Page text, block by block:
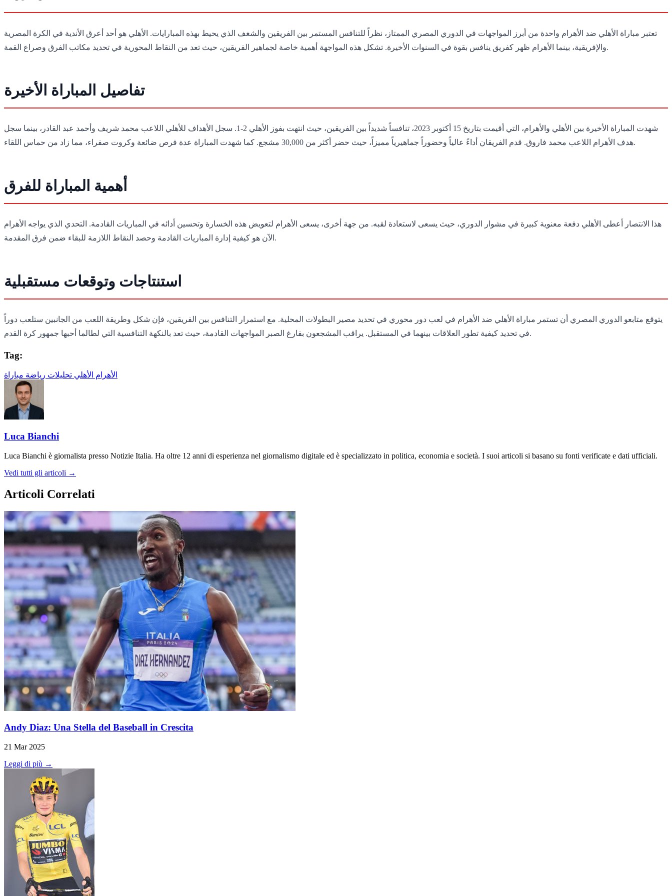
تعتبر مباراة الأهلي ضد الأهرام واحدة من أبرز المواجهات في الدوري المصري الممتاز، نظراً للتنافس المستمر بين الفريقين والشغف الذي يحيط بهذه المبارايات. الأهلي هو أحد أعرق الأندية في الكرة المصرية
والإفريقية، بينما الأهرام ظهر كفريق ينافس بقوة في السنوات الأخيرة. تشكل هذه المواجهة أهمية خاصة لجماهير الفريقين، حيث تعد من النقاط المحورية في تحديد مكاتب الفرق وصراع القمة.
تفاصيل المباراة الأخيرة
شهدت المباراة الأخيرة بين الأهلي والأهرام، التي أقيمت بتاريخ 15 أكتوبر 2023، تنافساً شديداً بين الفريقين، حيث انتهت بفوز الأهلي 2-1. سجل الأهداف للأهلي اللاعب محمد شريف وأحمد عبد القادر، بينما سجل
هدف الأهرام اللاعب محمد فاروق. قدم الفريقان أداءً عالياً وحضوراً جماهيرياً مميزاً، حيث حضر أكثر من 30,000 مشجع. كما شهدت المباراة عدة فرص ضائعة وكروت صفراء، مما زاد من حماس اللقاء.
أهمية المباراة للفرق
هذا الانتصار أعطى الأهلي دفعة معنوية كبيرة في مشوار الدوري، حيث يسعى لاستعادة لقبه. من جهة أخرى، يسعى الأهرام لتعويض هذه الخسارة وتحسين أدائه في المباريات القادمة. التحدي الذي يواجه الأهرام
الآن هو كيفية إدارة المباريات القادمة وحصد النقاط اللازمة للبقاء ضمن فرق المقدمة.
استنتاجات وتوقعات مستقبلية
يتوقع متابعو الدوري المصري أن تستمر مباراة الأهلي ضد الأهرام في لعب دور محوري في تحديد مصير البطولات المحلية. مع استمرار التنافس بين الفريقين، فإن شكل وطريقة اللعب من الجانبين ستلعب دوراً
في تحديد كيفية تطور العلاقات بينهما في المستقبل. يراقب المشجعون بفارغ الصبر المواجهات القادمة، حيث تعد بالنكهة التنافسية التي لطالما أحبها جمهور كرة القدم.
Tag:
الأهرام الأهلي تحليلات رياضة مباراة
Luca Bianchi
Luca Bianchi è giornalista presso Notizie Italia. Ha oltre 12 anni di esperienza nel giornalismo digitale ed è specializzato in politica, economia e società. I suoi articoli si basano su fonti verificate e dati ufficiali.
Vedi tutti gli articoli →
Articoli Correlati
Andy Diaz: Una Stella del Baseball in Crescita
21 Mar 2025
Leggi di più →